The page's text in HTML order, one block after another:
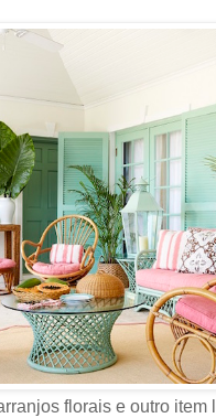
florais e outro item